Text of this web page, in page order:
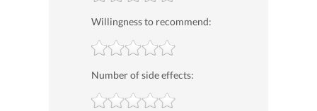
Willingness to recommend:
Number of side effects: